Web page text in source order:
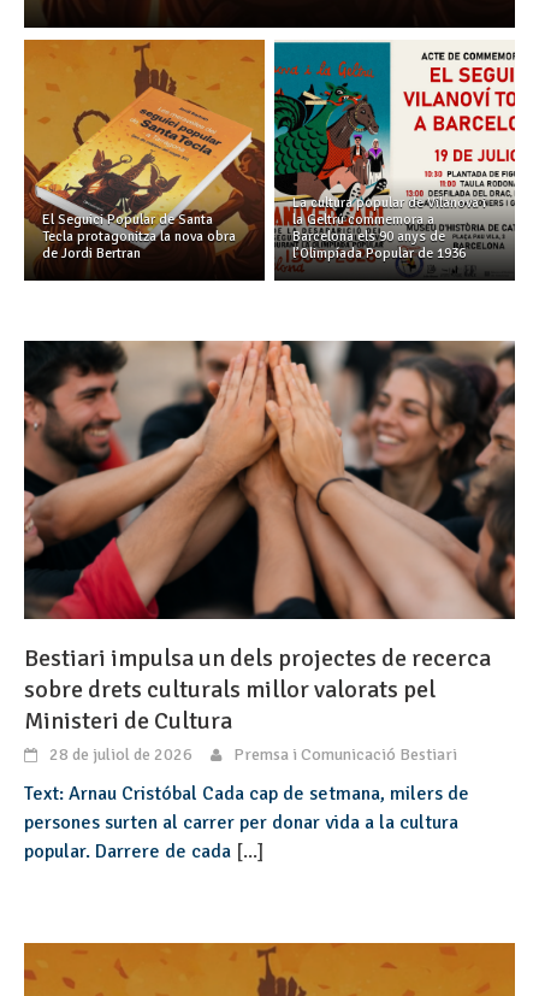
El Seguici Popular de Santa
Tecla protagonitza la nova obra
de Jordi Bertran
La cultura popular de Vilanova i
la Geltrú commemora a
Barcelona els 90 anys de
l’Olimpíada Popular de 1936
Bestiari impulsa un dels projectes de recerca
sobre drets culturals millor valorats pel
Ministeri de Cultura
28 de juliol de 2026 Premsa i Comunicació Bestiari
Text: Arnau Cristóbal Cada cap de setmana, milers de
persones surten al carrer per donar vida a la cultura
popular. Darrere de cada [...]